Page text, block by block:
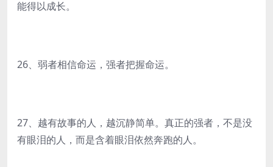
能得以成长。
26、弱者相信命运，强者把握命运。
27、越有故事的人，越沉静简单。真正的强者，不是没
有眼泪的人，而是含着眼泪依然奔跑的人。